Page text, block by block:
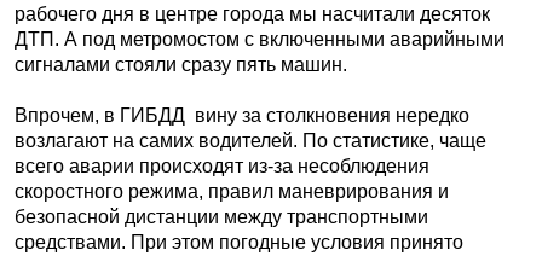
рабочего дня в центре города мы насчитали десяток
ДТП. А под метромостом с включенными аварийными
сигналами стояли сразу пять машин.
Впрочем, в ГИБДД вину за столкновения нередко
возлагают на самих водителей. По статистике, чаще
всего аварии происходят из-за несоблюдения
скоростного режима, правил маневрирования и
безопасной дистанции между транспортными
средствами. При этом погодные условия принято